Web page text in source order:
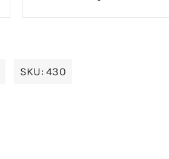
SKU:430